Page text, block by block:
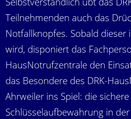
Teilnehmenden auch das
Notfallknopfes. Sobald dieser
wird, disponiert das
HausNotrufzentrale den
das Besondere des DRK-
Ahrweiler ins Spiel: die sichere
Schlüsselaufbewahrung in